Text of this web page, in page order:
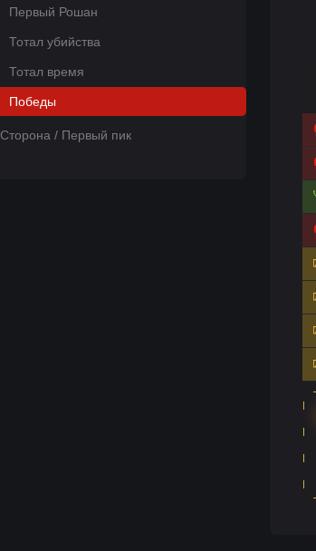
Первый Рошан
Тотал убийства
Тотал время
Победы
Сторона / Первый пик